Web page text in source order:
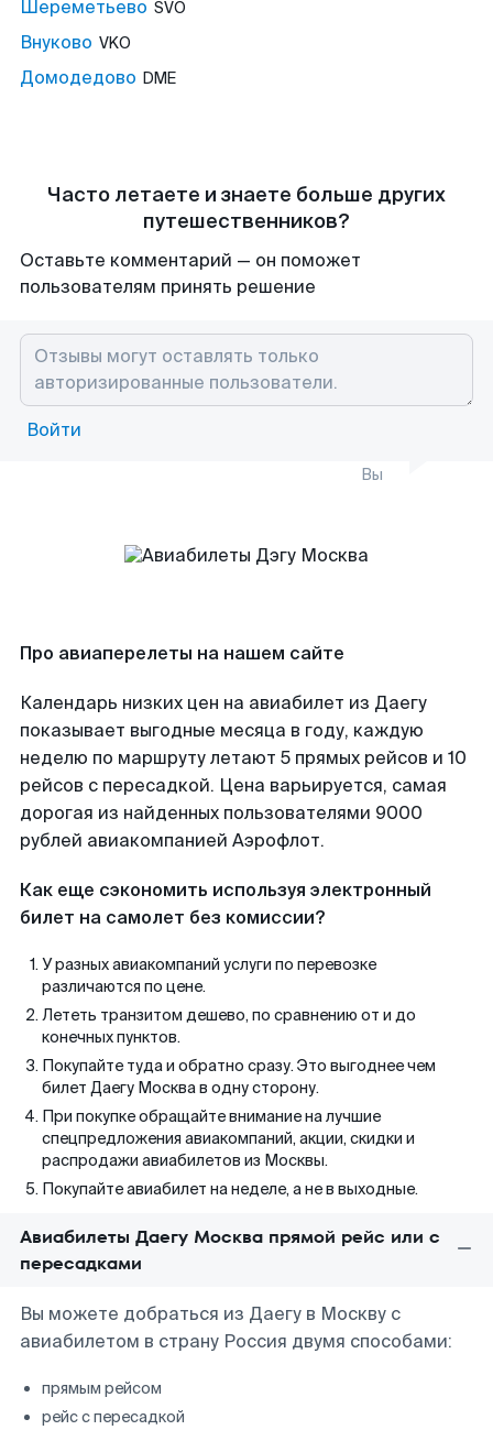
Шереметьево SVO
Внуково VKO
Домодедово DME
Часто летаете и знаете больше других
путешественников?
Оставьте комментарий — он поможет
пользователям принять решение
Войти
Вы
Про авиаперелеты на нашем сайте
Календарь низких цен на авиабилет из Даегу
показывает выгодные месяца в году, каждую
неделю по маршруту летают 5 прямых рейсов и 10
рейсов с пересадкой. Цена варьируется, самая
дорогая из найденных пользователями 9000
рублей авиакомпанией Аэрофлот.
Как еще сэкономить используя электронный
билет на самолет без комиссии?
У разных авиакомпаний услуги по перевозке
различаются по цене.
Лететь транзитом дешево, по сравнению от и до
конечных пунктов.
Покупайте туда и обратно сразу. Это выгоднее чем
билет Даегу Москва в одну сторону.
При покупке обращайте внимание на лучшие
спецпредложения авиакомпаний, акции, скидки и
распродажи авиабилетов из Москвы.
Покупайте авиабилет на неделе, а не в выходные.
Авиабилеты Даегу Москва прямой рейс или с
пересадками
Вы можете добраться из Даегу в Москву с
авиабилетом в страну Россия двумя способами:
прямым рейсом
рейс с пересадкой